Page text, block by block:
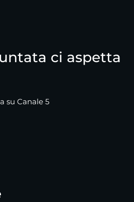
ci aspetta
su Canale 5